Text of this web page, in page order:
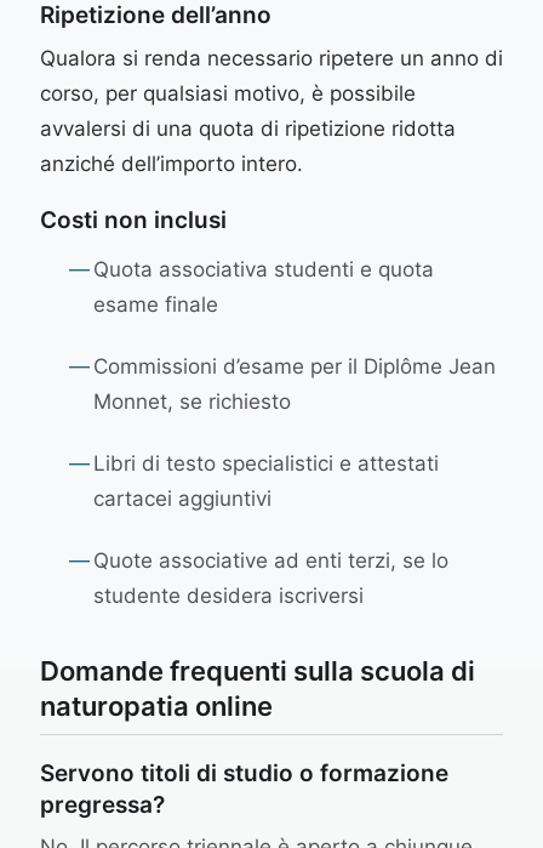
Ripetizione dell’anno
Qualora si renda necessario ripetere un anno di
corso, per qualsiasi motivo, è possibile
avvalersi di una quota di ripetizione ridotta
anziché dell’importo intero.
Costi non inclusi
— Quota associativa studenti e quota
esame finale
— Commissioni d’esame per il Diplôme Jean
Monnet, se richiesto
— Libri di testo specialistici e attestati
cartacei aggiuntivi
— Quote associative ad enti terzi, se lo
studente desidera iscriversi
Domande frequenti sulla scuola di
naturopatia online
Servono titoli di studio o formazione
pregressa?